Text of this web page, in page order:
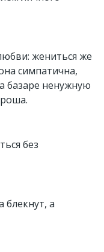
жениться же
симпатична,
базаре ненужную
без
блекнут, а